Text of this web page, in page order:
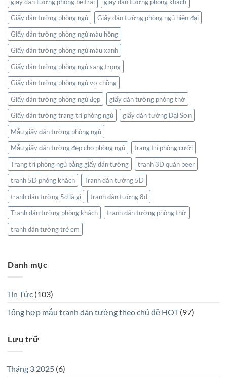
Giấy dán tường phòng ngủ
Giấy dán tường phòng ngủ hiện đại
Giấy dán tường phòng ngủ màu hồng
Giấy dán tường phòng ngủ màu xanh
Giấy dán tường phòng ngủ sang trọng
Giấy dán tường phòng ngủ vợ chồng
Giấy dán tường phòng ngủ đẹp
giấy dán tường phòng thờ
Giấy dán tường trang trí phòng ngủ
giấy dán tường Đại Sơn
Mẫu giấy dán tường phòng ngủ
Mẫu giấy dán tường đẹp cho phòng ngủ
trang trí phòng cưới
Trang trí phòng ngủ bằng giấy dán tường
tranh 3D quán beer
tranh 5D phòng khách
Tranh dán tường 5D
tranh dán tường 5d là gì
tranh dán tường 8d
Tranh dán tường phòng khách
tranh dán tường phòng thờ
tranh dán tường trẻ em
Danh mục
Tin Tức(103)
Tổng hợp mẫu tranh dán tường theo chủ đề HOT(97)
Lưu trữ
Tháng 3 2025(6)